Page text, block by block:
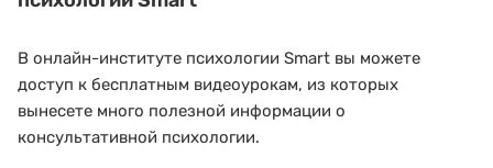
В онлайн-институте психологии Smart вы можете
доступ к бесплатным видеоурокам, из которых
вынесете много полезной информации о
консультативной психологии.